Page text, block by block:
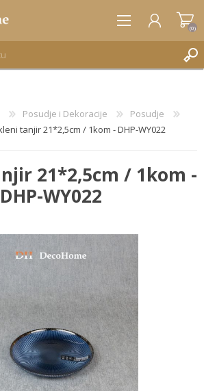
(0)
Posudje i Dekoracije
Posudje
tanjir 21*2,5cm / 1kom - DHP-WY022
21*2,5cm / 1kom -
DHP-WY022